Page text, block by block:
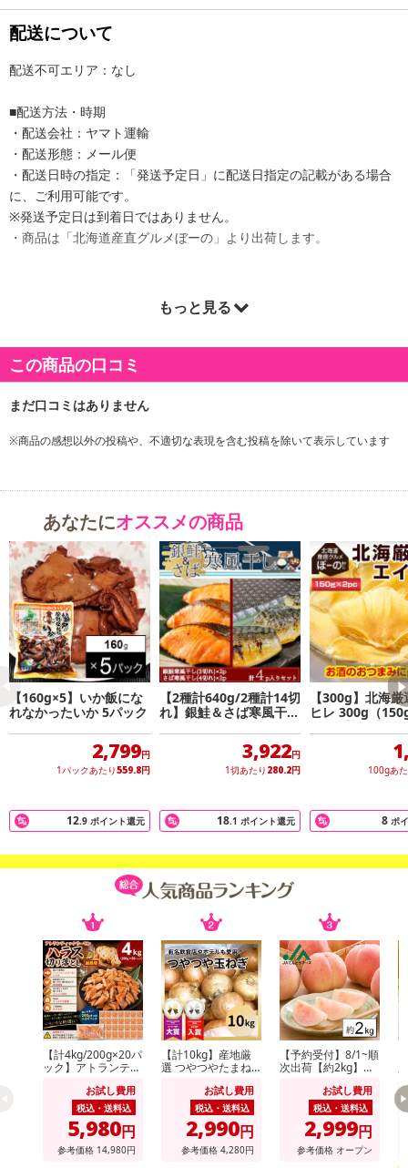
配送について
配送不可エリア：なし
■配送方法・時期
・配送会社：ヤマト運輸
・配送形態：メール便
・配送日時の指定：「発送予定日」に配送日指定の記載がある場合
に、ご利用可能です。
※発送予定日は到着日ではありません。
・商品は「北海道産直グルメぼーの」より出荷します。
もっと見る
この商品の口コミ
※商品の感想以外の投稿や、不適切な表現を含む投稿を除いて表示しています
あなたにオススメの商品
【160g×5】いか飯にな
れなかったいか 5パック
2,799円
1パックあたり559.8円
12.9 ポイント還元
【2種計640g/2種計14切
れ】銀鮭＆さば寒風干し
3,922円
1切あたり 280.2円
18.1 ポイント還元
【300g】北海
ヒレ 300g（
袋）.【D05】
100gあ
8 ポ
【計4kg/200g×20パ
ック】アトランティ
切り落としお試し費用
税込・送料込
5,980円
参考価格 14,980円
【計10kg】産地厳
選 つやつやたまね
お試し費用
税込・送料込
2,990円
参考価格 4,280円
【予約受付】8/1~順
次出荷【約2kg】山
玉数おまかせ)※ご家
お試し費用
税込・送料込
2,999円
参考価格 オープン